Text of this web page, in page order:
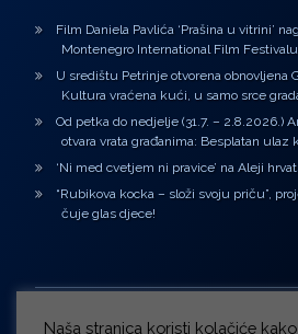
Film Daniela Pavlića ‘Prašina u vitrini’
Montenegro International Film Festivalu
U središtu Petrinje otvorena obnovljena
Kultura vraćena kući, u samo srce
Od petka do nedjelje (31.7. – 2.8.2026.)
otvara vrata građanima: Besplatan ulaz
‘Ni med cvetjem ni pravice’ na Aleji
“Rubikova kocka – složi svoju priču”,
čuje glas djece!
Naša stranica koristi kolačiće kako